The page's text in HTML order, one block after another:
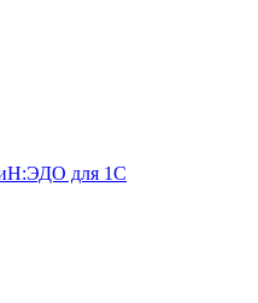
для 1С